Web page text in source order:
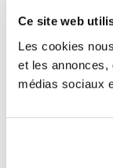
Ce site web
Les cookies
et les annonces,
médias sociaux
spoiler : les